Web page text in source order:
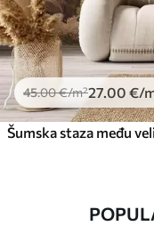
45.00€/m²27.00 €/